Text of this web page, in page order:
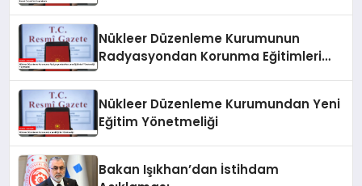
Nükleer Düzenleme Kurumunun
Radyasyondan Korunma Eğitimleri
Nükleer Düzenleme Kurumundan Yeni
Eğitim Yönetmeliği
Bakan Işıkhan’dan İstihdam